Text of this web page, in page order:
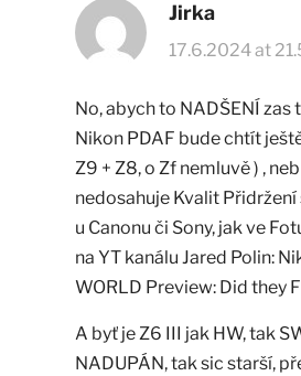
Jirka
17.6.2024 at
No, abych to NADŠENÍ zas
Nikon PDAF bude chtít
Z9 + Z8, o Zf nemluvě ) ,
nedosahuje Kvalit
u Canonu či Sony, jak ve
na YT kanálu Jared Polin:
WORLD Preview: Did they
A byť je Z6 III jak HW, tak
NADUPÁN, tak sic starší,